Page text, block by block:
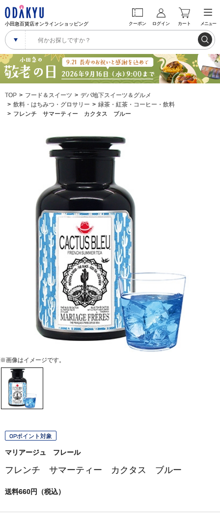
小田急百貨店オンラインショッピング クーポン ログイン カート メニュー
TOP フード＆スイーツ
デパ地下スイーツ＆グルメ
飲料・はちみつ・グロサリー
緑茶・紅茶・コーヒー・飲料
フレンチ サマーティー カクタス ブルー
※画像はイメージです。
OPポイント対象
マリアージュ フレール
フレンチ サマーティー カクタス ブルー
送料660円（税込）